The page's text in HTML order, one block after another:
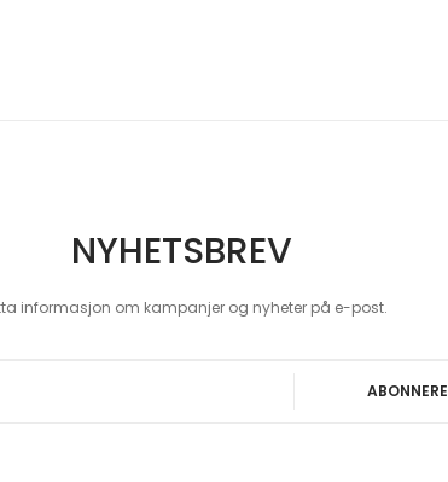
NYHETSBREV
informasjon om kampanjer og nyheter på e-post.
ABONNERE